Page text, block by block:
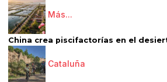
Más...
China crea piscifactorías en el
Cataluña